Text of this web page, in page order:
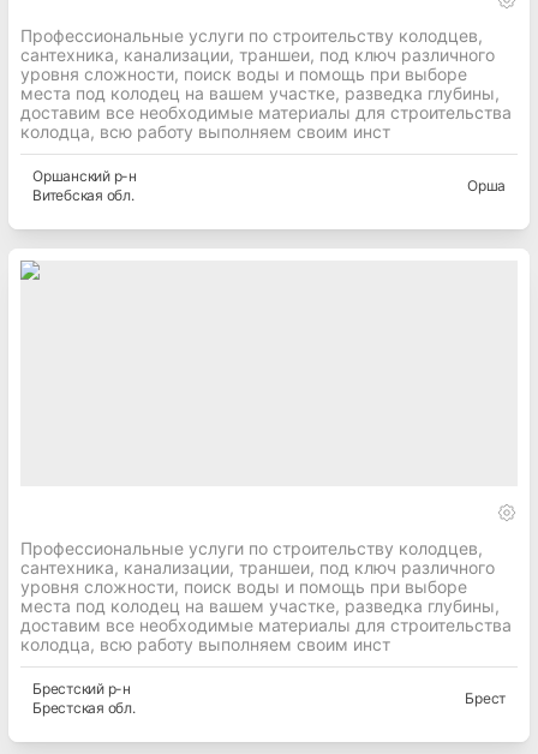
Профессиональные услуги по строительству колодцев,
сантехника, канализации, траншеи, под ключ различного
уровня сложности, поиск воды и помощь при выборе
места под колодец на вашем участке, разведка глубины,
доставим все необходимые материалы для строительства
колодца, всю работу выполняем своим инст
Оршанскийр-н
Витебская обл.
Орша
Профессиональные услуги по строительству колодцев,
сантехника, канализации, траншеи, под ключ различного
уровня сложности, поиск воды и помощь при выборе
места под колодец на вашем участке, разведка глубины,
доставим все необходимые материалы для строительства
колодца, всю работу выполняем своим инст
Брестскийр-н
Брестская обл.
Брест